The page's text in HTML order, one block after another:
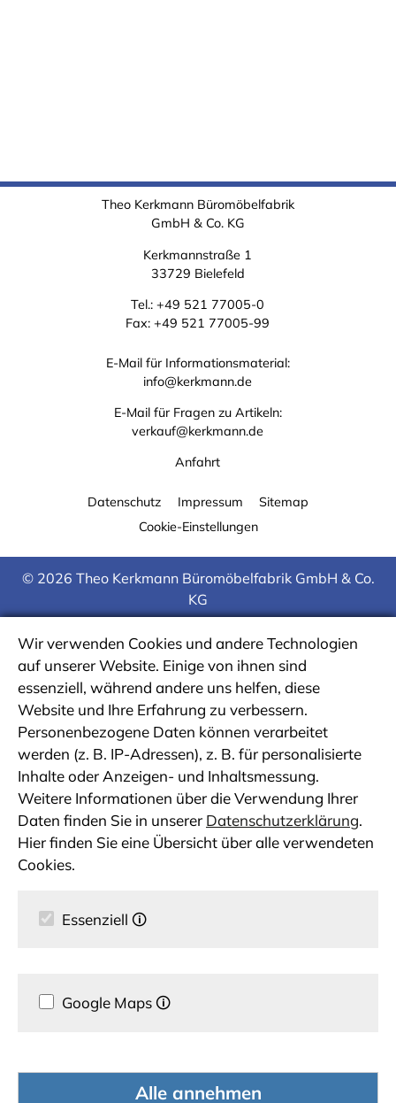
Theo Kerkmann Büromöbelfabrik
GmbH & Co. KG
Kerkmannstraße 1
33729 Bielefeld
Tel.:+49 521 77005-0
Fax: +49 521 77005-99
E-Mail für Informationsmaterial:
info@kerkmann.de
E-Mail für Fragen zu Artikeln:
verkauf@kerkmann.de
Anfahrt
Datenschutz Impressum
Sitemap
Cookie-Einstellungen
© 2026 Theo Kerkmann Büromöbelfabrik GmbH & Co.
KG
Wir verwenden Cookies und andere Technologien
auf unserer Website. Einige von ihnen sind
essenziell, während andere uns helfen, diese
Website und Ihre Erfahrung zu verbessern.
Personenbezogene Daten können verarbeitet
werden (z. B. IP-Adressen), z. B. für personalisierte
Inhalte oder Anzeigen- und Inhaltsmessung.
Weitere Informationen über die Verwendung Ihrer
Daten finden Sie in unserer Datenschutzerklärung.
Hier finden Sie eine Übersicht über alle verwendeten
Cookies.
Essenziell 🛈
Google Maps🛈
Alle annehmen